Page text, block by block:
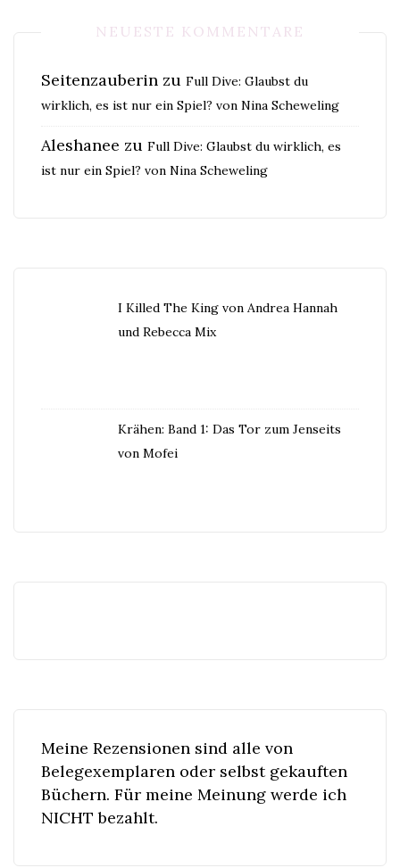
NEUESTE KOMMENTARE
Seitenzauberin zu Full Dive: Glaubst du
wirklich, es ist nur ein Spiel? von Nina Scheweling
Aleshanee zu Full Dive: Glaubst du wirklich, es
ist nur ein Spiel? von Nina Scheweling
I Killed The King von Andrea Hannah
und Rebecca Mix
Krähen: Band 1: Das Tor zum Jenseits
von Mofei
Meine Rezensionen sind alle von
Belegexemplaren oder selbst gekauften
Büchern. Für meine Meinung werde ich
NICHT bezahlt.